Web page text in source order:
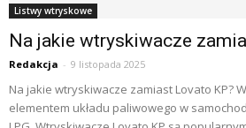
Listwy wtryskowe
Na jakie wtryskiwacze
Redakcja - 9 listopada 2025
Na jakie wtryskiwacze zamiast Lovato KP?
elementem układu paliwowego w